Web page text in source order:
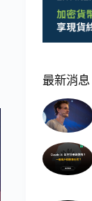
最新消息